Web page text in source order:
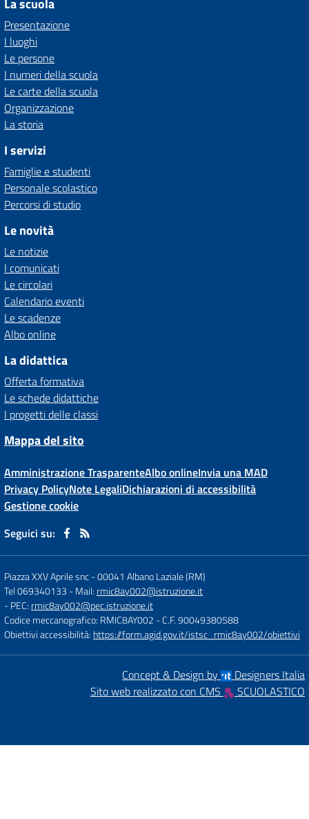
La scuola
Presentazione
I luoghi
Le persone
I numeri della scuola
Le carte della scuola
Organizzazione
La storia
I servizi
Famiglie e studenti
Personale scolastico
Percorsi di studio
Le novità
Le notizie
I comunicati
Le circolari
Calendario eventi
Le scadenze
Albo online
La didattica
Offerta formativa
Le schede didattiche
I progetti delle classi
Mappa del sito
Amministrazione TrasparenteAlbo onlineInvia una MAD
Privacy PolicyNote LegaliDichiarazioni di accessibilità
Gestione cookie
Seguici su:
Piazza XXV Aprile snc-00041 Albano Laziale (RM)
Tel 069340133 - Mail: rmic8ay002@istruzione.it
- PEC: rmic8ay002@pec.istruzione.it
Codice meccanografico: RMIC8AY002 - C.F. 90049380588
Obiettivi accessibilità: https://form.agid.gov.it/istsc_rmic8ay002/obiettivi
Concept & Design by
Designers Italia
Sito web realizzato con CMS
SCUOLASTICO